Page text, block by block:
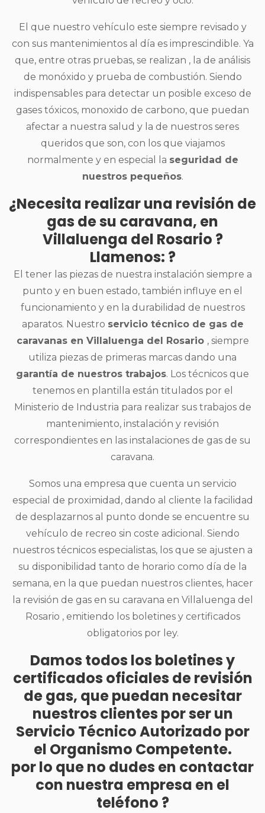
El que nuestro vehículo este siempre revisado y
con sus mantenimientos al día es imprescindible. Ya
que, entre otras pruebas, se realizan , la de análisis
de monóxido y prueba de combustión. Siendo
indispensables para detectar un posible exceso de
gases tóxicos, monoxido de carbono, que puedan
afectar a nuestra salud y la de nuestros seres
queridos que son, con los que viajamos
normalmente y en especial la seguridad de
nuestros pequeños.
¿Necesita realizar una revisión de
gas de su caravana, en
Villaluenga del Rosario ?
Llamenos: ?
El tener las piezas de nuestra instalación siempre a
punto y en buen estado, también influye en el
funcionamiento y en la durabilidad de nuestros
aparatos. Nuestro servicio técnico de gas de
caravanas en Villaluenga del Rosario , siempre
utiliza piezas de primeras marcas dando una
garantía de nuestros trabajos. Los técnicos que
tenemos en plantilla están titulados por el
Ministerio de Industria para realizar sus trabajos de
mantenimiento, instalación y revisión
correspondientes en las instalaciones de gas de su
caravana.
Somos una empresa que cuenta un servicio
especial de proximidad, dando al cliente la facilidad
de desplazarnos al punto donde se encuentre su
vehículo de recreo sin coste adicional. Siendo
nuestros técnicos especialistas, los que se ajusten a
su disponibilidad tanto de horario como día de la
semana, en la que puedan nuestros clientes, hacer
la revisión de gas en su caravana en Villaluenga del
Rosario , emitiendo los boletines y certificados
obligatorios por ley.
Damos todos los boletines y
certificados oficiales de revisión
de gas, que puedan necesitar
nuestros clientes por ser un
Servicio Técnico Autorizado por
el Organismo Competente.
por lo que no dudes en contactar
con nuestra empresa en el
teléfono ?